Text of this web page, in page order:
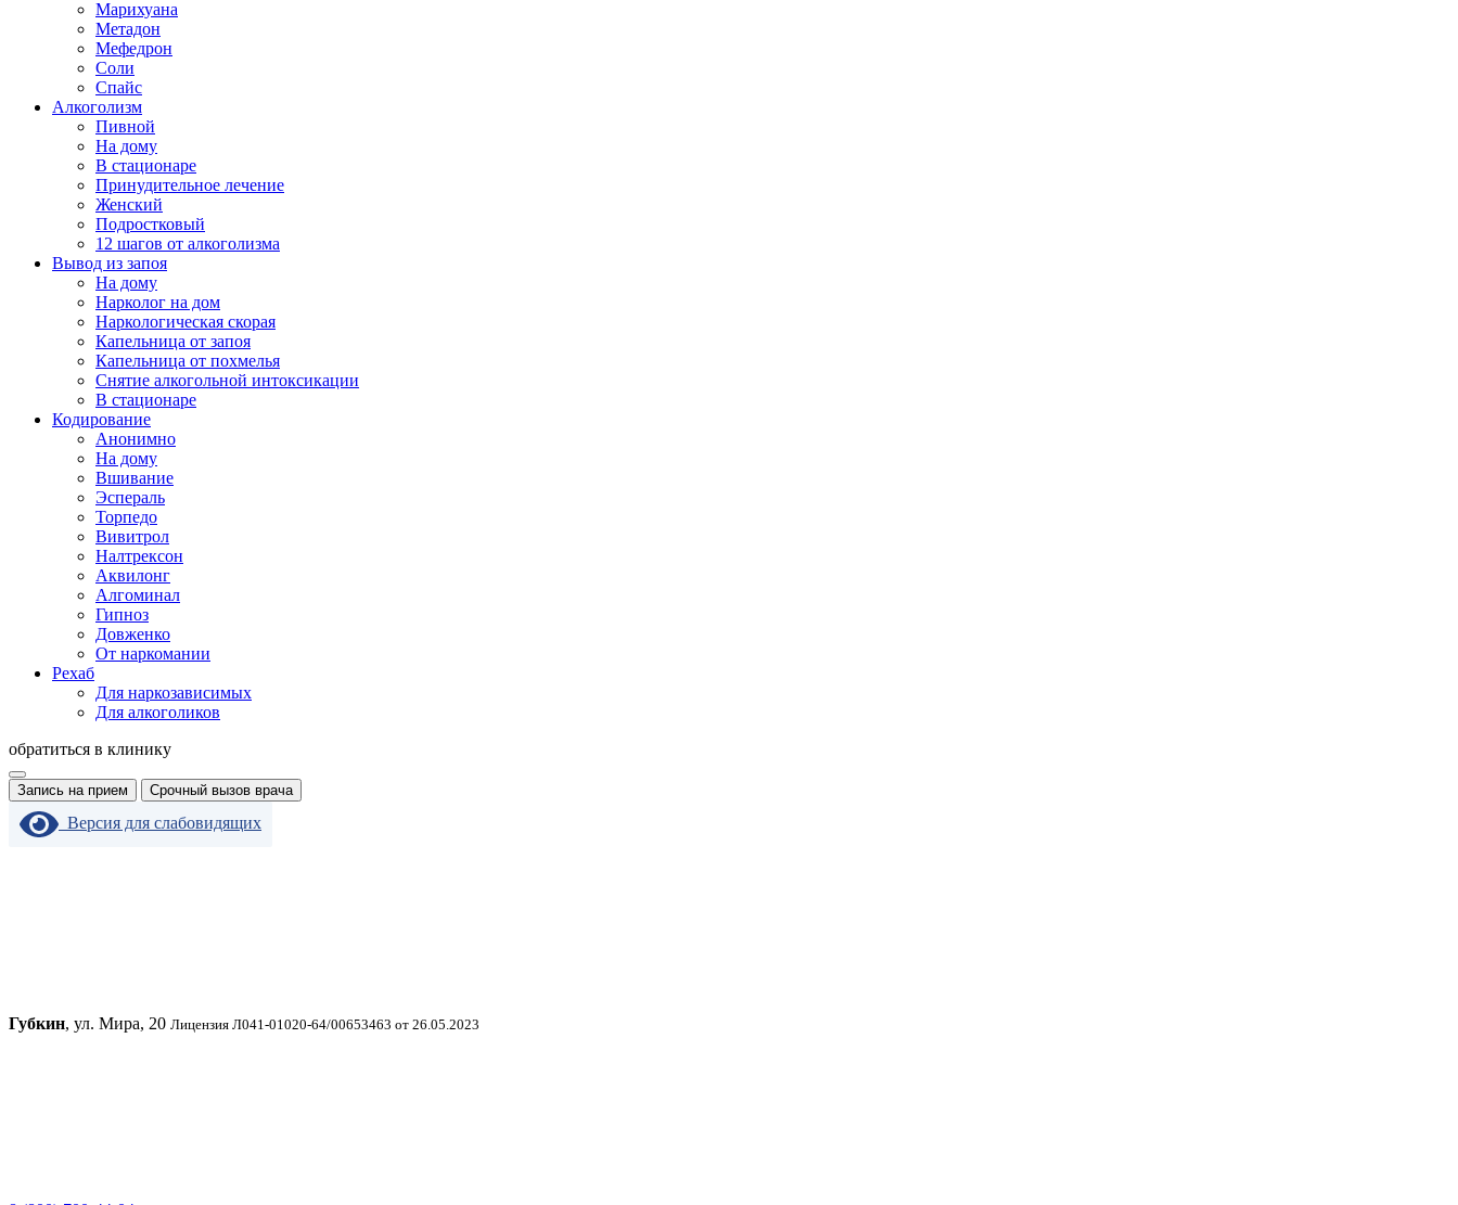
Марихуана
Метадон
Мефедрон
Соли
Спайс
Алкоголизм
Пивной
На дому
В стационаре
Принудительное лечение
Женский
Подростковый
12 шагов от алкоголизма
Вывод из запоя
На дому
Нарколог на дом
Наркологическая скорая
Капельница от запоя
Капельница от похмелья
Снятие алкогольной интоксикации
В стационаре
Кодирование
Анонимно
На дому
Вшивание
Эспераль
Торпедо
Вивитрол
Налтрексон
Аквилонг
Алгоминал
Гипноз
Довженко
От наркомании
Рехаб
Для наркозависимых
Для алкоголиков
обратиться в клинику
Запись на прием Срочный вызов врача
Версия для слабовидящих
Губкин, ул. Мира, 20 Лицензия Л041-01020-64/00653463 от 26.05.2023